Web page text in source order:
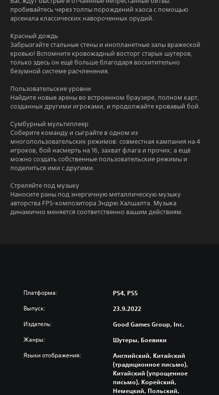
пробивайтесь через толпы порождений хаоса с помощью
арсенала классических навороченных орудий.
Красный дождь
Забрызгайте стальные стены и инопланетные залы вражеской
кровью! Вспомните кровожадный восторг старых шутеров,
только здесь он ещё больше благодаря восхитительно
безумной системе расчленения.
Пользовательские уровни
Найдите новые арены во встроенном браузере, полном карт,
созданных другими игроками, и продолжайте кровавый бой.
Сумбурный мультиплеер
Соберите команду и сыграйте в одном из
многопользовательских режимов: совместная кампания на 4
игроков, бой насмерть на 16, захват флага и прочих; а ещё
можно создать собственные пользовательские режимы и
поделиться ими с другими.
Стреляйте под музыку
Наносите раны под энергичную металлическую музыку
авторства FPS-композитора Эндрю Халшалта. Музыка
динамично меняется соответственно вашим действиям.
Платформа: PS4, PS5
Выпуск: 23.9.2022
Издатель: Good Games Group, Inc.
Жанры: Шутеры, Боевики
Языки отображения:
Английский, Китайский
(традиционное письмо),
Китайский (упрощенное
письмо), Корейский,
Немецкий, Польский,